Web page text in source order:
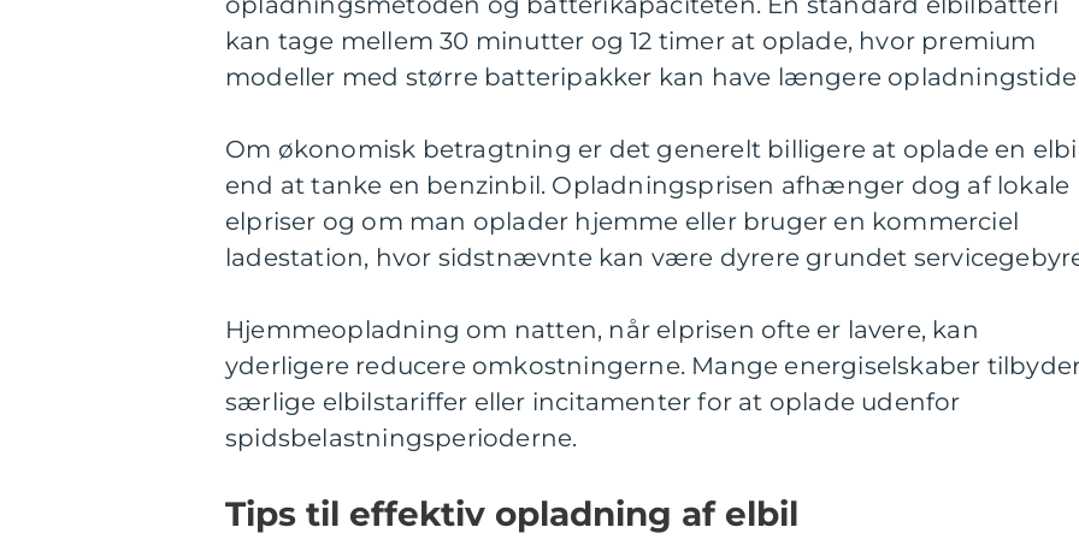
kan tage mellem 30 minutter og 12 timer at oplade, hvor premium
modeller med større batteripakker kan have længere
Om økonomisk betragtning er det generelt billigere at oplade en
end at tanke en benzinbil. Opladningsprisen afhænger dog af lokale
elpriser og om man oplader hjemme eller bruger en kommerciel
ladestation, hvor sidstnævnte kan være dyrere grundet
Hjemmeopladning om natten, når elprisen ofte er lavere, kan
yderligere reducere omkostningerne. Mange energiselskaber
særlige elbilstariffer eller incitamenter for at oplade udenfor
spidsbelastningsperioderne.
Tips til effektiv opladning af elbil